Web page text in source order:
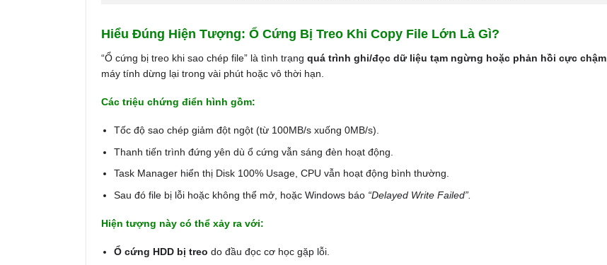
Hiểu Đúng Hiện Tượng: Ổ Cứng Bị Treo Khi Copy File Lớn Là Gì?
“Ổ cứng bị treo khi sao chép file” là tình trạng quá trình ghi/đọc dữ liệu tạm ngừng hoặc phản hồi cực chậm
máy tính dừng lại trong vài phút hoặc vô thời hạn.
Các triệu chứng điển hình gồm:
Tốc độ sao chép giảm đột ngột (từ 100MB/s xuống 0MB/s).
Thanh tiến trình đứng yên dù ổ cứng vẫn sáng đèn hoạt động.
Task Manager hiển thị Disk 100% Usage, CPU vẫn hoạt động bình thường.
Sau đó file bị lỗi hoặc không thể mở, hoặc Windows báo “Delayed Write Failed”.
Hiện tượng này có thể xảy ra với:
Ổ cứng HDD bị treo do đầu đọc cơ học gặp lỗi.